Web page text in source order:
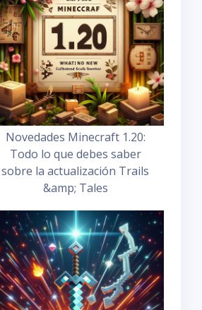
Novedades Minecraft 1.20:
Todo lo que debes saber
sobre la actualización Trails
&amp; Tales